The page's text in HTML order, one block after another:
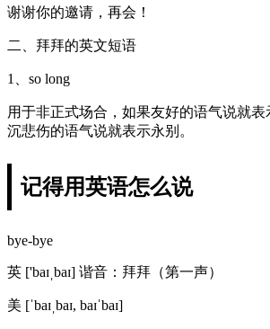
谢谢你的邀请，再会！
二、拜拜的英文短语
1、so long
用于非正式场合，如果友好的语气说就
沉悲伤的语气说就表示永别。
记得用英语怎么说
bye-bye
英 ['baɪˌbaɪ] 谐音：拜拜（第一声）
美 [ˈbaɪˌbaɪ, baɪˈbaɪ]